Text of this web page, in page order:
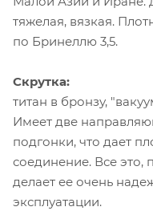
тяжелая, вязкая.
по Бринеллю 3,5.
Скрутка:
титан в бронзу,
Имеет две
подгонки, что дает
соединение. Все
делает ее очень
эксплуатации.